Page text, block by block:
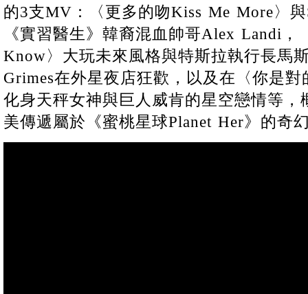
的3支MV：〈更多的吻Kiss Me More〉
《實習醫生》韓裔混血帥哥Alex Landi，
Know〉大玩未來風格與特斯拉執行長馬
Grimes在外星夜店狂歡，以及在〈你是
化身天秤女神與巨人威肯的星空戀情等，
美傳遞屬於《蜜桃星球Planet Her》的奇